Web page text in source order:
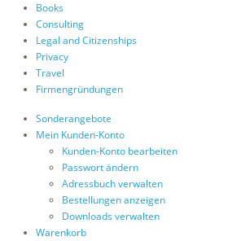
Books
Consulting
Legal and Citizenships
Privacy
Travel
Firmengründungen
Sonderangebote
Mein Kunden-Konto
Kunden-Konto bearbeiten
Passwort ändern
Adressbuch verwalten
Bestellungen anzeigen
Downloads verwalten
Warenkorb